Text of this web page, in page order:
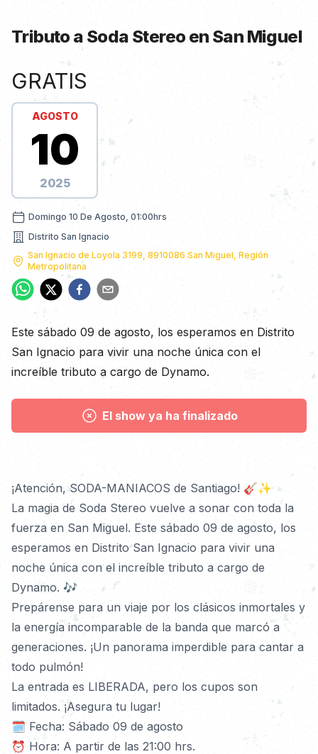
Tributo a Soda Stereo en San Miguel
Información de Show
GRATIS
AGOSTO
10
2025
domingo 10 de agosto, 01:00hrs
Domingo 10 De Agosto, 01:00hrs
Nombre dirección
Distrito San Ignacio
Dirección
San Ignacio de Loyola 3199, 8910086 San Miguel, Región
Metropolitana
Descripción
Este sábado 09 de agosto, los esperamos en Distrito
San Ignacio para vivir una noche única con el
increíble tributo a cargo de Dynamo.
El show ya ha finalizado
Detalles
¡Atención, SODA-MANIACOS de Santiago! 🎸✨
La magia de Soda Stereo vuelve a sonar con toda la
fuerza en San Miguel. Este sábado 09 de agosto, los
esperamos en Distrito San Ignacio para vivir una
noche única con el increíble tributo a cargo de
Dynamo. 🎶
Prepárense para un viaje por los clásicos inmortales y
la energía incomparable de la banda que marcó a
generaciones. ¡Un panorama imperdible para cantar a
todo pulmón!
La entrada es LIBERADA, pero los cupos son
limitados. ¡Asegura tu lugar!
🗓️ Fecha: Sábado 09 de agosto
⏰ Hora: A partir de las 21:00 hrs.